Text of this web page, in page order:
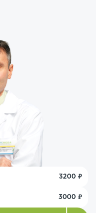
3200 ₽
3000 ₽